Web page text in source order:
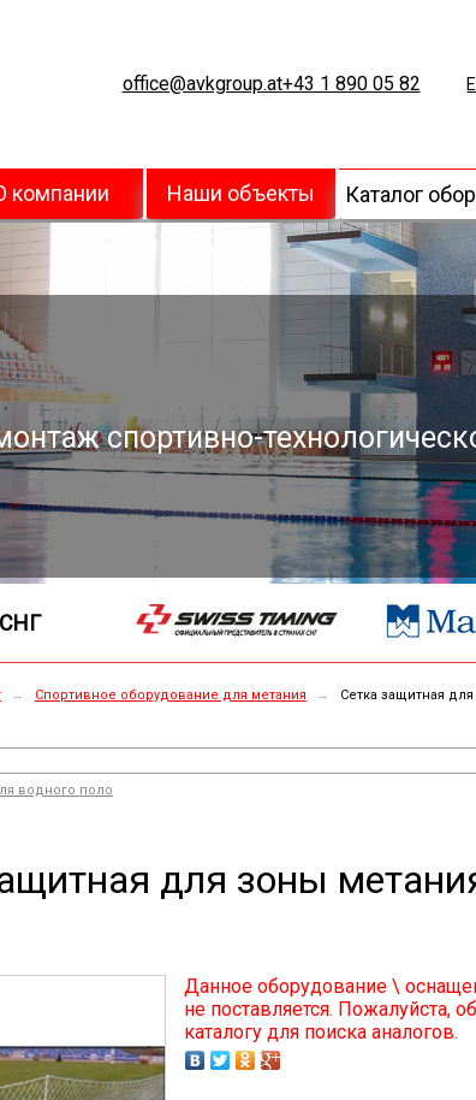
office@avkgroup.at+43 1 890 05 82
компании Наши объекты Каталог
спортивно-
→ Спортивное оборудование для метания →
Сетка защитная
водного поло
для зоны
Данное оборудование \
не поставляется. Пожалуйста,
каталогу для поиска аналогов.